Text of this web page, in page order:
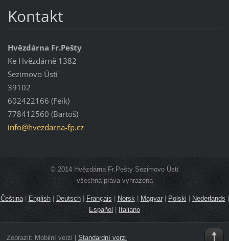
Kontakt
Hvězdárna Fr.Pešty
Ke Hvězdárně 1382
Sezimovo Ústí
39102
602422166 (Feik)
778412560 (Bartoš)
info@hvezdarna-fp.cz
© 2014 Hvězdárna Fr.Pešty Sezimovo Ústí
všechna práva vyhrazena
Čeština| English| Deutsch| Français | Norsk| Magyar| Polski | Nederlands |
Español | Italiano
Zobrazit: Mobilní verzi Standardní verzi